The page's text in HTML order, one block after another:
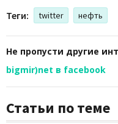
Теги: twitter нефть
Не пропусти другие
bigmir)net в facebook
Статьи по теме